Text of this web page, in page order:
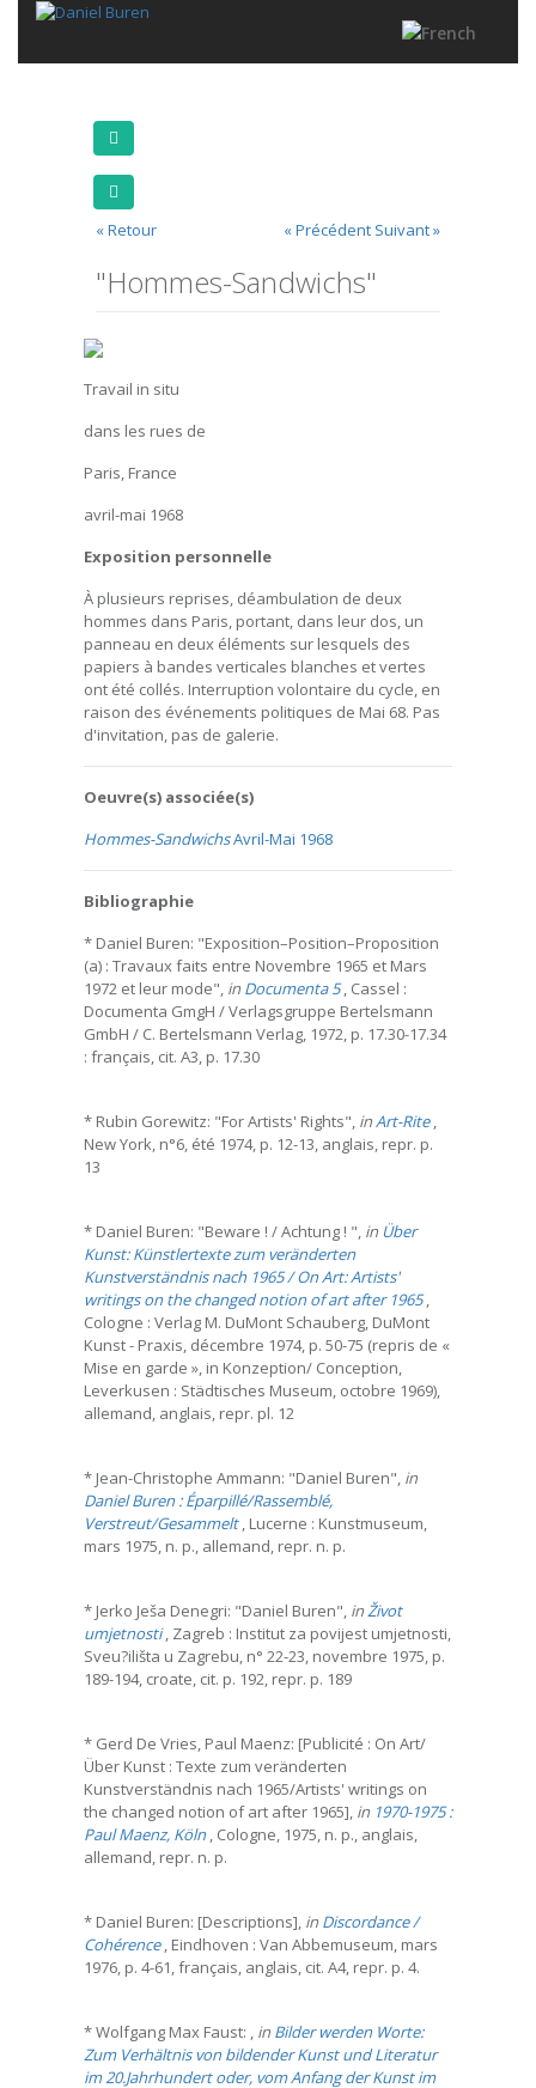
« Retour « Précédent Suivant »
"Hommes-Sandwichs"
Travail in situ
dans les rues de
Paris, France
avril-mai 1968
Exposition personnelle
À plusieurs reprises, déambulation de deux
hommes dans Paris, portant, dans leur dos, un
panneau en deux éléments sur lesquels des
papiers à bandes verticales blanches et vertes
ont été collés. Interruption volontaire du cycle, en
raison des événements politiques de Mai 68. Pas
d'invitation, pas de galerie.
Oeuvre(s) associée(s)
Hommes-SandwichsAvril-Mai 1968
Bibliographie
* Daniel Buren: "Exposition–Position–Proposition
(a) : Travaux faits entre Novembre 1965 et Mars
1972 et leur mode", in Documenta 5, Cassel :
Documenta GmgH / Verlagsgruppe Bertelsmann
GmbH / C. Bertelsmann Verlag, 1972, p. 17.30-17.34
: français, cit. A3, p. 17.30
* Rubin Gorewitz: "For Artists' Rights", inArt-Rite,
New York, n°6, été 1974, p. 12-13, anglais, repr. p.
13
* Daniel Buren: "Beware ! / Achtung ! ", in Über
Kunst: Künstlertexte zum veränderten
Kunstverständnis nach 1965 / On Art: Artists'
writings on the changed notion of art after 1965,
Cologne : Verlag M. DuMont Schauberg, DuMont
Kunst - Praxis, décembre 1974, p. 50-75 (repris de «
Mise en garde », in Konzeption/ Conception,
Leverkusen : Städtisches Museum, octobre 1969),
allemand, anglais, repr. pl. 12
* Jean-Christophe Ammann: "Daniel Buren", in
Daniel Buren : Éparpillé/Rassemblé,
Verstreut/Gesammelt, Lucerne : Kunstmuseum,
mars 1975, n. p., allemand, repr. n. p.
* Jerko Ješa Denegri: "Daniel Buren", inŽivot
umjetnosti, Zagreb : Institut za povijest umjetnosti,
Sveu?ilišta u Zagrebu, n° 22-23, novembre 1975, p.
189-194, croate, cit. p. 192, repr. p. 189
* Gerd De Vries, Paul Maenz: [Publicité : On Art/
Über Kunst : Texte zum veränderten
Kunstverständnis nach 1965/Artists' writings on
the changed notion of art after 1965], in 1970-1975 :
Paul Maenz, Köln, Cologne, 1975, n. p., anglais,
allemand, repr. n. p.
* Daniel Buren: [Descriptions], in Discordance /
Cohérence, Eindhoven : Van Abbemuseum, mars
1976, p. 4-61, français, anglais, cit. A4, repr. p. 4.
* Wolfgang Max Faust: , in Bilder werden Worte:
Zum Verhältnis von bildender Kunst und Literatur
im 20.Jahrhundert oder, vom Anfang der Kunst im